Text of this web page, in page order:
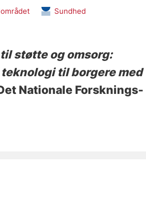
Sundhed
støtte og omsorg:
til borgere med
Nationale Forsknings-